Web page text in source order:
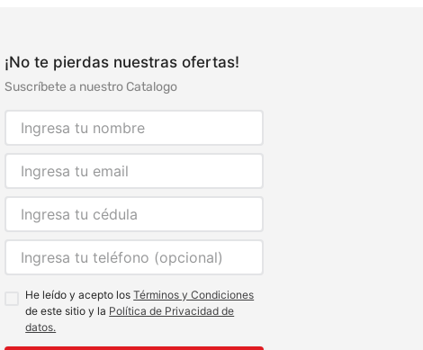
¡No te pierdas nuestras ofertas!
Suscríbete a nuestro Catalogo
He leído y acepto losTérminos y Condiciones
de este sitio y la Política de Privacidad de
datos.